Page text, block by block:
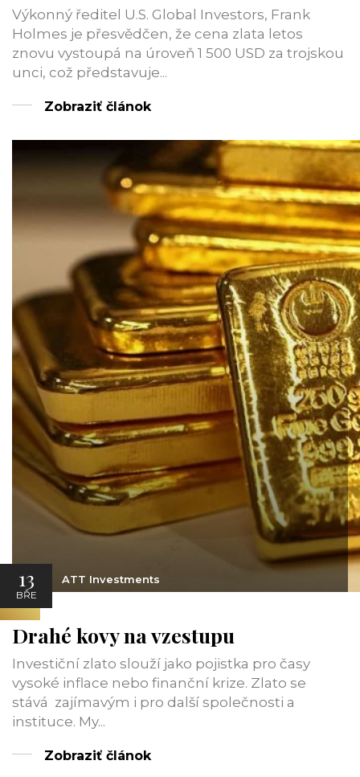
Výkonný ředitel U.S. Global Investors, Frank
Holmes je přesvědčen, že cena zlata letos
znovu vystoupá na úroveň 1 500 USD za trojskou
unci, což představuje...
Zobraziť článok
13
BŘE
ATT Investments
Drahé kovy na vzestupu
Investiční zlato slouží jako pojistka pro časy
vysoké inflace nebo finanční krize. Zlato se
stává zajímavým i pro další společnosti a
instituce. My...
Zobraziť článok